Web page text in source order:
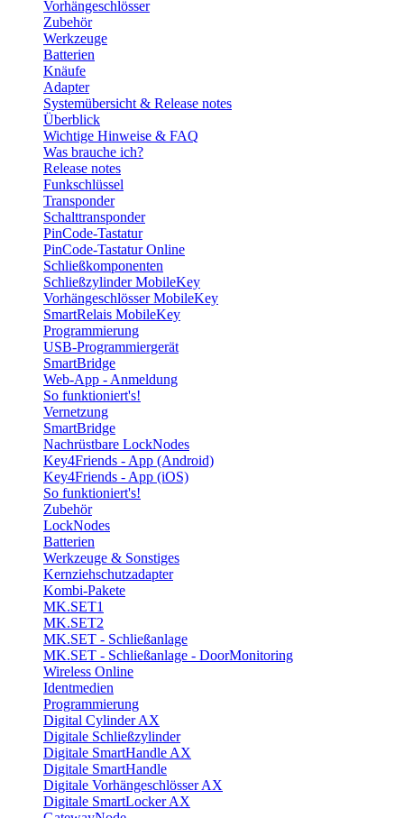
Vorhängeschlösser
Zubehör
Werkzeuge
Batterien
Knäufe
Adapter
Systemübersicht & Release notes
Überblick
Wichtige Hinweise & FAQ
Was brauche ich?
Release notes
Funkschlüssel
Transponder
Schalttransponder
PinCode-Tastatur
PinCode-Tastatur Online
Schließkomponenten
Schließzylinder MobileKey
Vorhängeschlösser MobileKey
SmartRelais MobileKey
Programmierung
USB-Programmiergerät
SmartBridge
Web-App - Anmeldung
So funktioniert's!
Vernetzung
SmartBridge
Nachrüstbare LockNodes
Key4Friends - App (Android)
Key4Friends - App (iOS)
So funktioniert's!
Zubehör
LockNodes
Batterien
Werkzeuge & Sonstiges
Kernziehschutzadapter
Kombi-Pakete
MK.SET1
MK.SET2
MK.SET - Schließanlage
MK.SET - Schließanlage - DoorMonitoring
Wireless Online
Identmedien
Programmierung
Digital Cylinder AX
Digitale Schließzylinder
Digitale SmartHandle AX
Digitale SmartHandle
Digitale Vorhängeschlösser AX
Digitale SmartLocker AX